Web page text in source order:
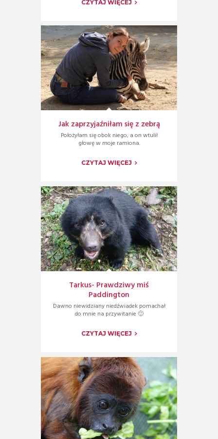
CZYTAJ WIĘCEJ
Jak zaprzyjaźniłam się z zebrą
Położyłam się obok niego, a on wtulił
głowę w moje ramiona.
CZYTAJ WIĘCEJ
Tarkus- Prawdziwy miś
Paddington
Dawno niewidziany niedźwiadek pomachał
do mnie na przywitanie 🙂
CZYTAJ WIĘCEJ